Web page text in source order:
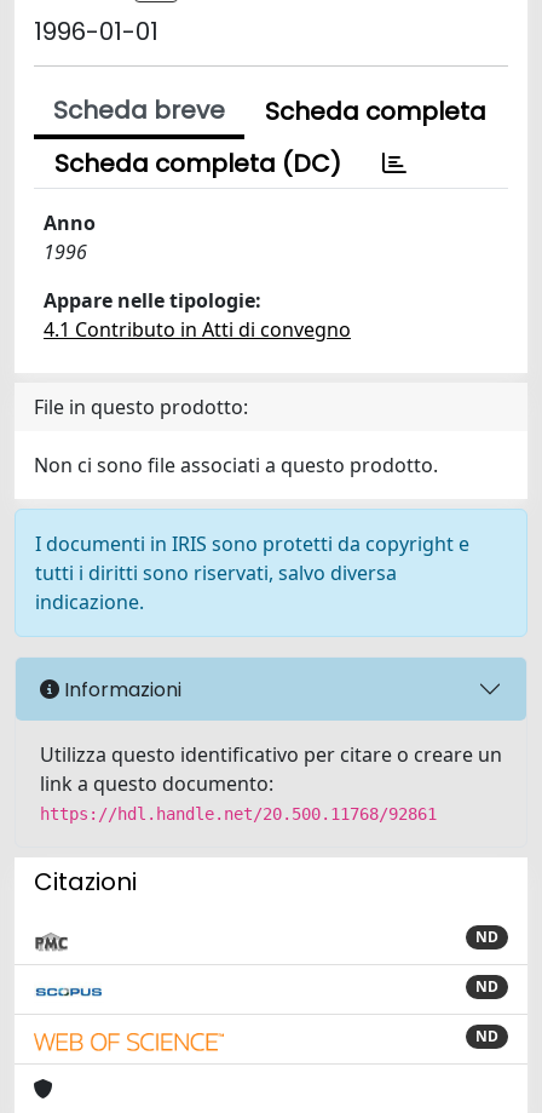
1996-01-01
Scheda breve
Scheda completa
Scheda completa (DC)
Anno
1996
Appare nelle tipologie:
4.1 Contributo in Atti di convegno
File in questo prodotto:
Non ci sono file associati a questo prodotto.
I documenti in IRIS sono protetti da copyright e
tutti i diritti sono riservati, salvo diversa
indicazione.
Informazioni
Utilizza questo identificativo per citare o creare un
link a questo documento:
https://hdl.handle.net/20.500.11768/92861
Citazioni
ND
ND
ND